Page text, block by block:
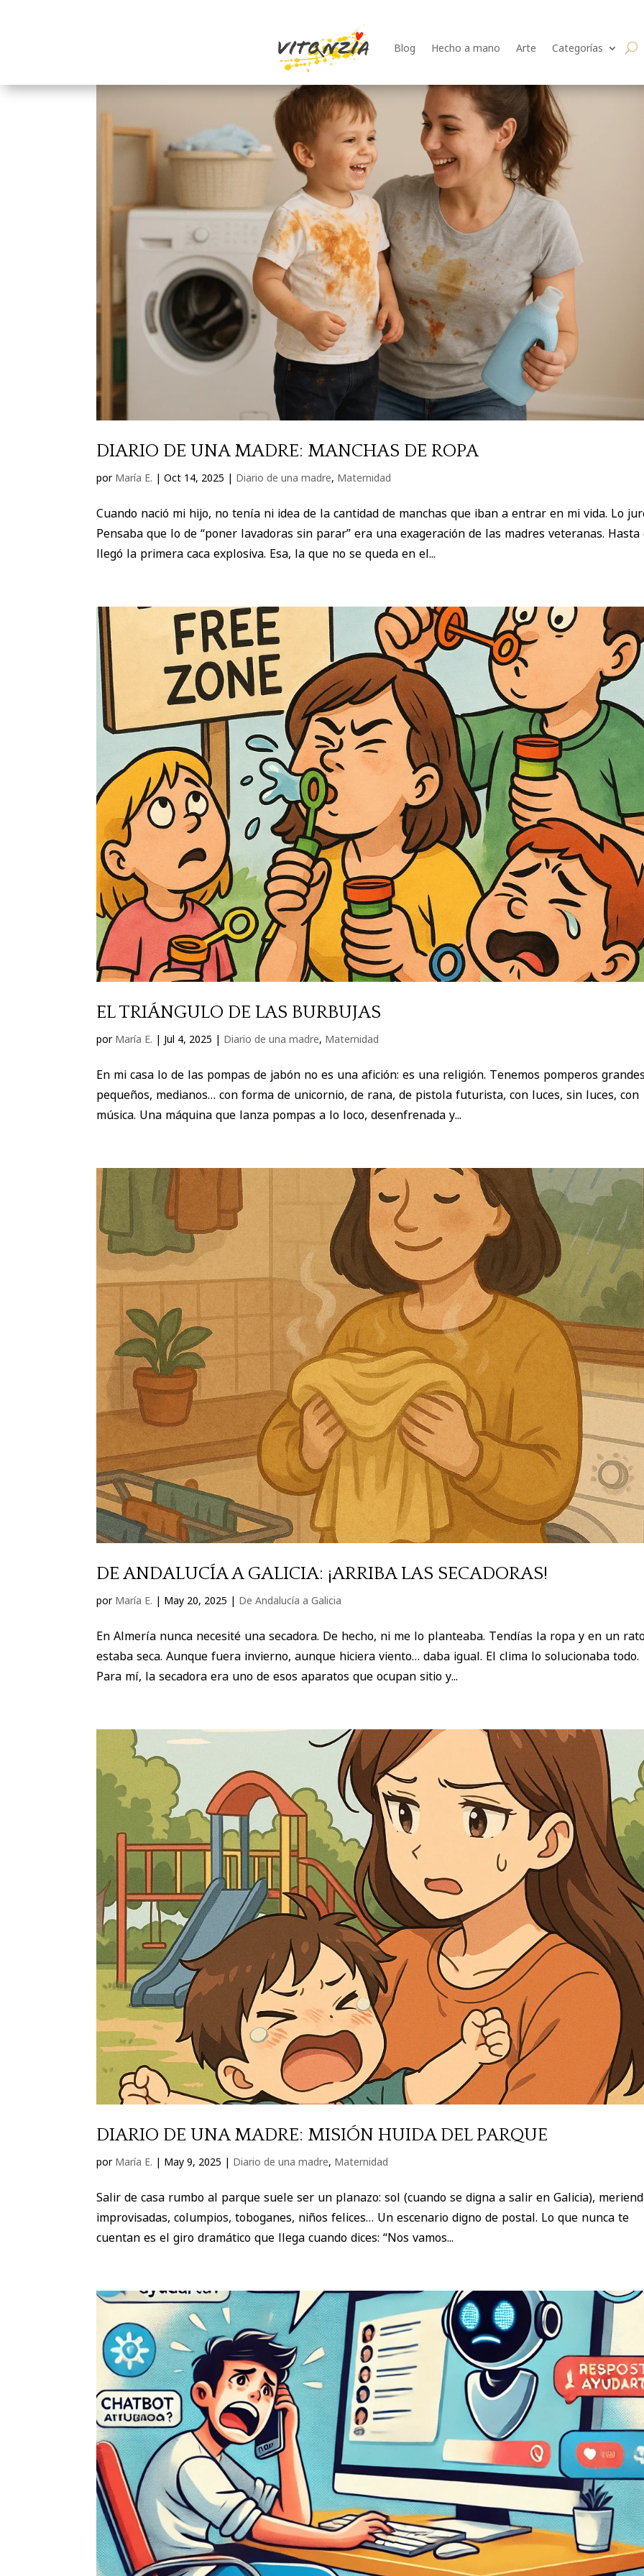
Blog Hecho a mano Arte Categorías
DIARIO DE UNA MADRE: MANCHAS DE ROPA
por María E. |Oct 14, 2025 | Diario de una madre, Maternidad
Cuando nació mi hijo, no tenía ni idea de la cantidad de manchas que iban a entrar en mi vida. Lo
Pensaba que lo de “poner lavadoras sin parar” era una exageración de las madres veteranas. Hasta
llegó la primera caca explosiva. Esa, la que no se queda en el...
EL TRIÁNGULO DE LAS BURBUJAS
por María E. | Jul 4, 2025 | Diario de una madre, Maternidad
En mi casa lo de las pompas de jabón no es una afición: es una religión. Tenemos pomperos
pequeños, medianos… con forma de unicornio, de rana, de pistola futurista, con luces, sin luces, con
música. Una máquina que lanza pompas a lo loco, desenfrenada y...
DE ANDALUCÍA A GALICIA: ¡ARRIBA LAS SECADORAS!
por María E. | May 20, 2025 | De Andalucía a Galicia
En Almería nunca necesité una secadora. De hecho, ni me lo planteaba. Tendías la ropa y en un
estaba seca. Aunque fuera invierno, aunque hiciera viento… daba igual. El clima lo solucionaba todo.
Para mí, la secadora era uno de esos aparatos que ocupan sitio y...
DIARIO DE UNA MADRE: MISIÓN HUIDA DEL PARQUE
por María E. | May 9, 2025 | Diario de una madre, Maternidad
Salir de casa rumbo al parque suele ser un planazo: sol (cuando se digna a salir en Galicia),
improvisadas, columpios, toboganes, niños felices… Un escenario digno de postal. Lo que nunca te
cuentan es el giro dramático que llega cuando dices: “Nos vamos...